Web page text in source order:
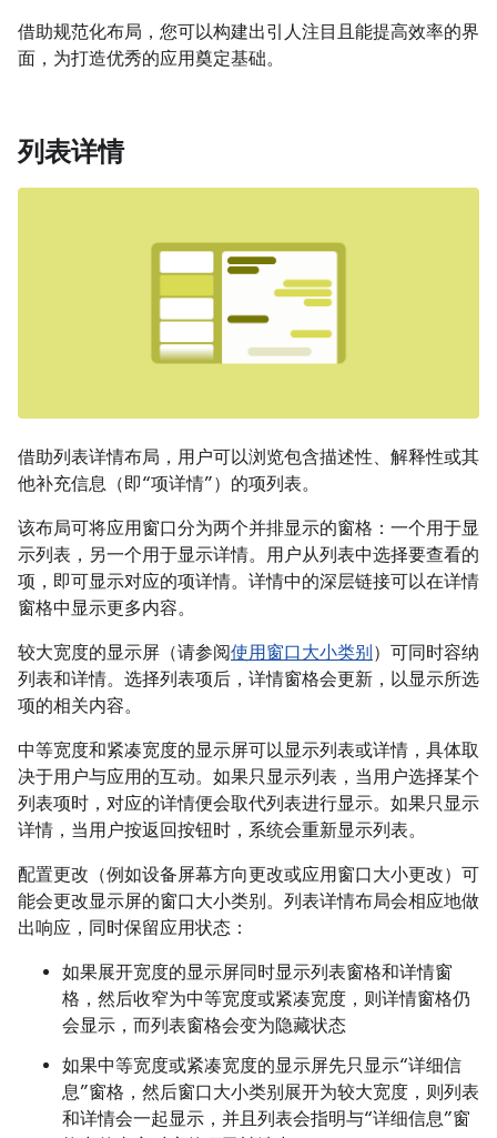
借助规范化布局，您可以构建出引人注目且能提高效率的界
面，为打造优秀的应用奠定基础。
列表详情
借助列表详情布局，用户可以浏览包含描述性、解释性或其
他补充信息（即“项详情”）的项列表。
该布局可将应用窗口分为两个并排显示的窗格：一个用于显
示列表，另一个用于显示详情。用户从列表中选择要查看的
项，即可显示对应的项详情。详情中的深层链接可以在详情
窗格中显示更多内容。
较大宽度的显示屏（请参阅使用窗口大小类别）可同时容纳
列表和详情。选择列表项后，详情窗格会更新，以显示所选
项的相关内容。
中等宽度和紧凑宽度的显示屏可以显示列表或详情，具体取
决于用户与应用的互动。如果只显示列表，当用户选择某个
列表项时，对应的详情便会取代列表进行显示。如果只显示
详情，当用户按返回按钮时，系统会重新显示列表。
配置更改（例如设备屏幕方向更改或应用窗口大小更改）可
能会更改显示屏的窗口大小类别。列表详情布局会相应地做
出响应，同时保留应用状态：
如果展开宽度的显示屏同时显示列表窗格和详情窗
格，然后收窄为中等宽度或紧凑宽度，则详情窗格仍
会显示，而列表窗格会变为隐藏状态
如果中等宽度或紧凑宽度的显示屏先只显示“详细信
息”窗格，然后窗口大小类别展开为较大宽度，则列表
和详情会一起显示，并且列表会指明与“详细信息”窗